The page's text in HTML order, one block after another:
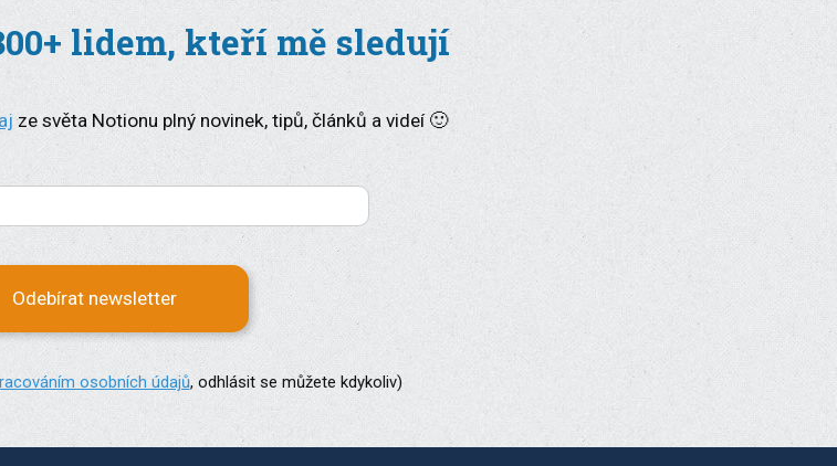
lidem, kteří mě sledují
ze světa Notionu plný novinek, tipů, článků a videí 🙂
Odebírat newsletter
osobních údajů, odhlásit se můžete kdykoliv)